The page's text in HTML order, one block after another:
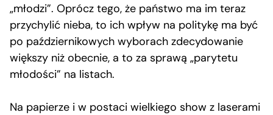
„młodzi”. Oprócz tego, że państwo ma im teraz
przychylić nieba, to ich wpływ na politykę ma być
po październikowych wyborach zdecydowanie
większy niż obecnie, a to za sprawą „parytetu
młodości” na listach.
Na papierze i w postaci wielkiego show z laserami